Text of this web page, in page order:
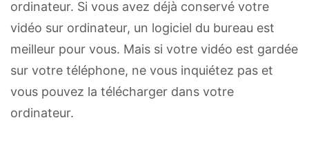
ordinateur. Si vous avez déjà conservé votre
vidéo sur ordinateur, un logiciel du bureau est
meilleur pour vous. Mais si votre vidéo est gardée
sur votre téléphone, ne vous inquiétez pas et
vous pouvez la télécharger dans votre
ordinateur.